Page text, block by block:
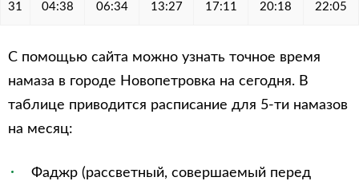
31 04:38 06:34 13:27 17:11 20:18 22:05
С помощью сайта можно узнать точное время
намаза в городе Новопетровка на сегодня. В
таблице приводится расписание для 5-ти намазов
на месяц:
Фаджр (рассветный, совершаемый перед